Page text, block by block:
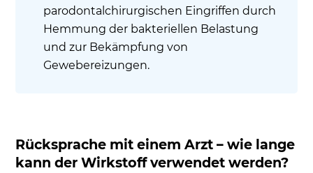
parodontalchirurgischen Eingriffen durch
Hemmung der bakteriellen Belastung
und zur Bekämpfung von
Gewebereizungen.
Rücksprache mit einem Arzt – wie lange
kann der Wirkstoff verwendet werden?